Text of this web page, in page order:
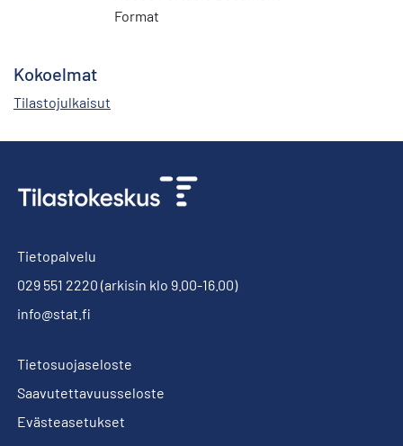
Format
Kokoelmat
Tilastojulkaisut
Tietopalvelu
029 551 2220 (arkisin klo 9.00-16.00)
info@stat.fi
Tietosuojaseloste
Saavutettavuusseloste
Evästeasetukset